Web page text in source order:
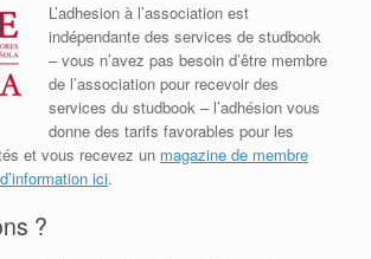
L’adhesion à l’association est
indépendante des services de studbook
– vous n’avez pas besoin d’être membre
de l’association pour recevoir des
services du studbook – l’adhésion vous
donne des tarifs favorables pour les
et vous recevez un magazine de membre
ici.
?